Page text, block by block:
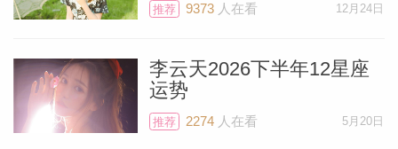
这个新月的能量和影响。你也正在逐步进入
1月可以放轻松些，因为2月的你需要用到
很多精力。
推荐 9373人在看 12月24日
李云天2026下半年12星座
运势
推荐 2274人在看 5月20日